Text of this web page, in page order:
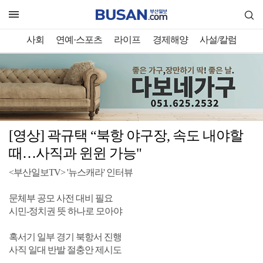
사회 연예·스포츠 라이프 경제해양 사설/칼럼
[영상] 곽규택 “북항 야구장, 속도 내야할
때…사직과 윈윈 가능"
<부산일보TV> '뉴스캐라' 인터뷰
문체부 공모 사전 대비 필요
시민-정치권 뜻 하나로 모아야
혹서기 일부 경기 북항서 진행
사직 일대 반발 절충안 제시도